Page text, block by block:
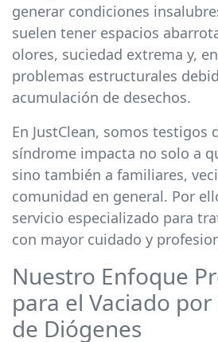
generar condiciones
suelen tener espacios
olores, suciedad extrema y,
problemas estructurales
acumulación de desechos.
En JustClean, somos testigos
síndrome impacta no solo a
sino también a familiares,
comunidad en general. Por
servicio especializado para
con mayor cuidado y
Nuestro Enfoque
para el Vaciado
de Diógenes